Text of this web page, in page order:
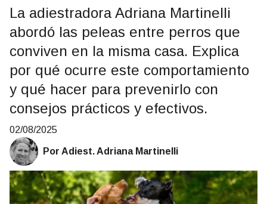
La adiestradora Adriana Martinelli
abordó las peleas entre perros que
conviven en la misma casa. Explica
por qué ocurre este comportamiento
y qué hacer para prevenirlo con
consejos prácticos y efectivos.
02/08/2025
Por Adiest. Adriana Martinelli